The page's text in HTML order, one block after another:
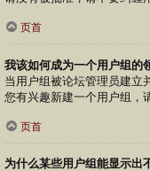
页首
我该如何成为一个用户组的
当用户组被论坛管理员建立
您有兴趣新建一个用户组，
页首
为什么某些用户组能显示出